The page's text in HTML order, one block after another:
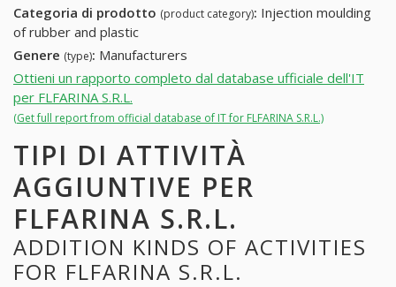
Categoria di prodotto (product category): Injection moulding
of rubber and plastic
Genere (type): Manufacturers
Ottieni un rapporto completo dal database ufficiale dell'IT
per FLFARINA S.R.L.
(Get full report from official database of IT for FLFARINA S.R.L.)
TIPI DI ATTIVITÀ
AGGIUNTIVE PER
FLFARINA S.R.L.
ADDITION KINDS OF ACTIVITIES
FOR FLFARINA S.R.L.